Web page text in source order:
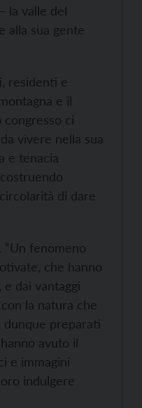
la valle del
alla sua gente
residenti e
e il
ci
vivere nella sua
e tenacia
di dare
fenomeno
che hanno
dai vantaggi
la natura che
dunque preparati
avuto il
e immagini
indulgere